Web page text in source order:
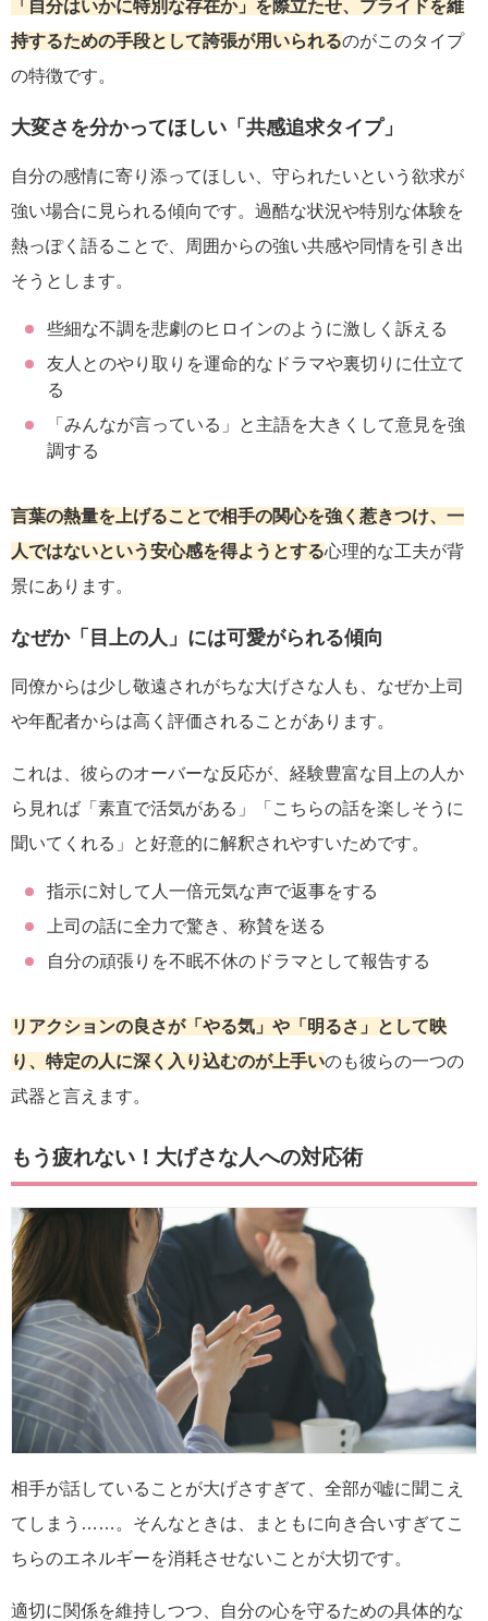
「自分はいかに特別な存在か」を際立たせ、プライドを維
持するための手段として誇張が用いられるのがこのタイプ
の特徴です。
大変さを分かってほしい「共感追求タイプ」
自分の感情に寄り添ってほしい、守られたいという欲求が
強い場合に見られる傾向です。過酷な状況や特別な体験を
熱っぽく語ることで、周囲からの強い共感や同情を引き出
そうとします。
些細な不調を悲劇のヒロインのように激しく訴える
友人とのやり取りを運命的なドラマや裏切りに仕立て
る
「みんなが言っている」と主語を大きくして意見を強
調する
言葉の熱量を上げることで相手の関心を強く惹きつけ、一
人ではないという安心感を得ようとする心理的な工夫が背
景にあります。
なぜか「目上の人」には可愛がられる傾向
同僚からは少し敬遠されがちな大げさな人も、なぜか上司
や年配者からは高く評価されることがあります。
これは、彼らのオーバーな反応が、経験豊富な目上の人か
ら見れば「素直で活気がある」「こちらの話を楽しそうに
聞いてくれる」と好意的に解釈されやすいためです。
指示に対して人一倍元気な声で返事をする
上司の話に全力で驚き、称賛を送る
自分の頑張りを不眠不休のドラマとして報告する
リアクションの良さが「やる気」や「明るさ」として映
り、特定の人に深く入り込むのが上手いのも彼らの一つの
武器と言えます。
もう疲れない！大げさな人への対応術
相手が話していることが大げさすぎて、全部が嘘に聞こえ
てしまう……。そんなときは、まともに向き合いすぎてこ
ちらのエネルギーを消耗させないことが大切です。
適切に関係を維持しつつ、自分の心を守るための具体的な